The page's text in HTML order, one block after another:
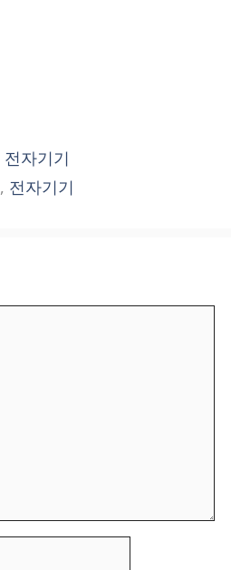
전자기기
, 전자기기